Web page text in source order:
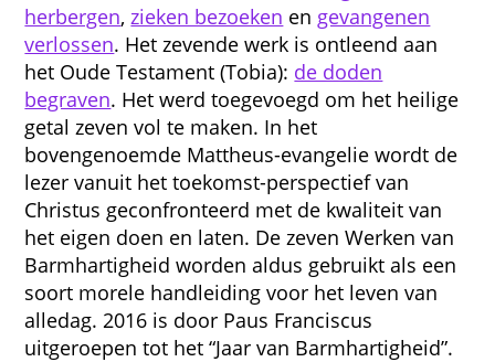
herbergen,zieken bezoeken en gevangenen
verlossen. Het zevende werk is ontleend aan
het Oude Testament (Tobia): de doden
begraven. Het werd toegevoegd om het heilige
getal zeven vol te maken. In het
bovengenoemde Mattheus-evangelie wordt de
lezer vanuit het toekomst-perspectief van
Christus geconfronteerd met de kwaliteit van
het eigen doen en laten. De zeven Werken van
Barmhartigheid worden aldus gebruikt als een
soort morele handleiding voor het leven van
alledag. 2016 is door Paus Franciscus
uitgeroepen tot het “Jaar van Barmhartigheid”.